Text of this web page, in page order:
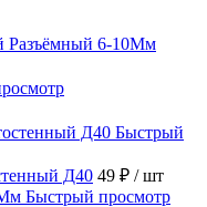
Разъёмный 6-10Мм
Быстрый
Д40 49 ₽ / шт
Быстрый просмотр